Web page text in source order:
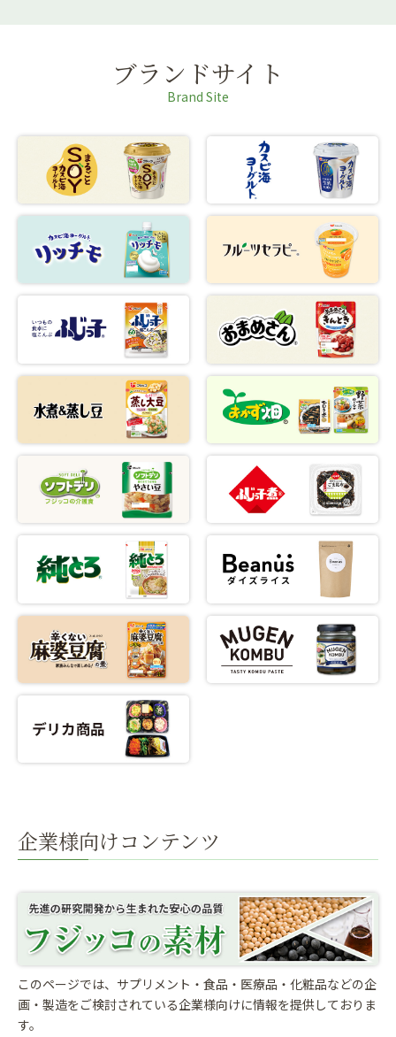
ブランドサイト
Brand Site
企業様向けコンテンツ
このページでは、サプリメント・食品・医療品・化粧品などの企
画・製造をご検討されている企業様向けに情報を提供しておりま
す。